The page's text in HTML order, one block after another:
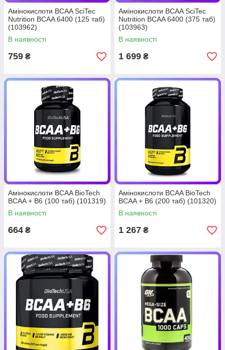
Амінокислоти BCAA SciTec
Nutrition BCAA 6400 (125 таб)
(103962)
В наявності
759 ₴
Амінокислоти BCAA SciTec
Nutrition BCAA 6400 (375 таб)
(103963)
В наявності
1 699 ₴
Амінокислоти BCAA BioTech
BCAA + B6 (100 таб) (101319)
В наявності
664 ₴
Амінокислоти BCAA BioTech
BCAA + B6 (200 таб) (101320)
В наявності
1 267 ₴